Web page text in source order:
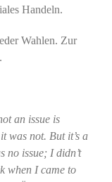
Handeln.
Wahlen. Zur
an issue is
was not. But it’s a
no issue; I didn’t
when I came to